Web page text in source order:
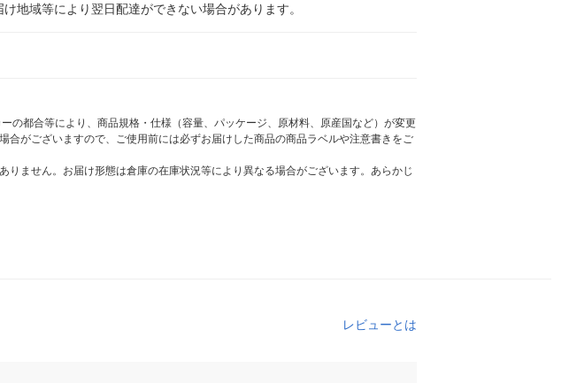
地域等により翌日配達ができない場合があります。
の都合等により、商品規格・仕様（容量、パッケージ、原材料、原産国など）が変更
がございますので、ご使用前には必ずお届けした商品の商品ラベルや注意書きをご
ません。お届け形態は倉庫の在庫状況等により異なる場合がございます。あらかじ
レビューとは